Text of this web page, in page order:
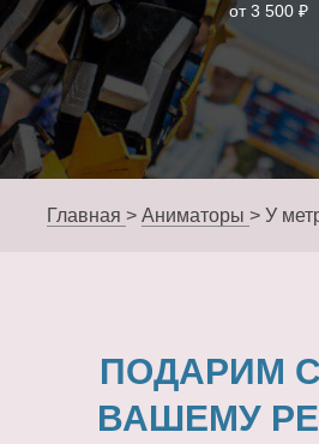
от 3 500 ₽
Главная > Аниматоры > У
ПОДАРИМ
ВАШЕМУ